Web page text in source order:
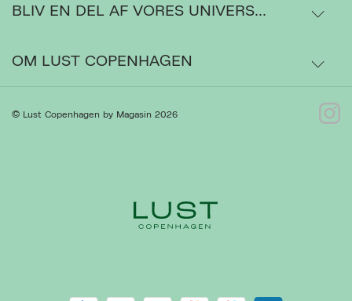
Levering
Ordrestatus
Gå til Kundeservice
Privatlivspolitik
BLIV EN DEL AF VORES UNIVERS...
OM LUST COPENHAGEN
Om os
© Lust Copenhagen by Magasin 2026